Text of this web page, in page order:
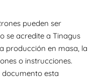
pueden ser
se acredite a Tinagus
producción en masa, la
o instrucciones.
esta